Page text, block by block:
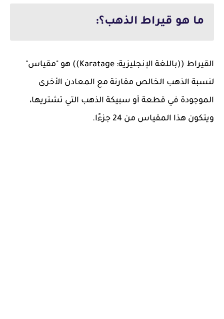
ما هو قيراط الذهب؟:
القيراط ((باللغة الإنجليزية: Karatage)) هو "مقياس"
لنسبة الذهب الخالص مقارنة مع المعادن الأخرى
الموجودة في قطعة أو سبيكة الذهب التي تشتريها،
ويتكون هذا المقياس من 24 جزءًا.